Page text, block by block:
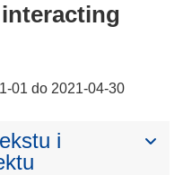
01 do 2021-04-30
i